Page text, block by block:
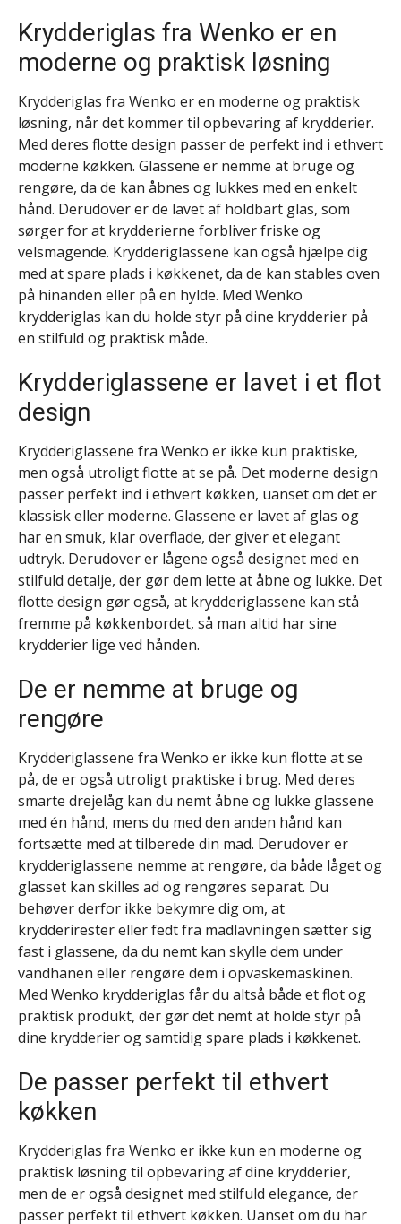
Krydderiglas fra Wenko er en
moderne og praktisk løsning
Krydderiglas fra Wenko er en moderne og praktisk
løsning, når det kommer til opbevaring af krydderier.
Med deres flotte design passer de perfekt ind i ethvert
moderne køkken. Glassene er nemme at bruge og
rengøre, da de kan åbnes og lukkes med en enkelt
hånd. Derudover er de lavet af holdbart glas, som
sørger for at krydderierne forbliver friske og
velsmagende. Krydderiglassene kan også hjælpe dig
med at spare plads i køkkenet, da de kan stables oven
på hinanden eller på en hylde. Med Wenko
krydderiglas kan du holde styr på dine krydderier på
en stilfuld og praktisk måde.
Krydderiglassene er lavet i et flot
design
Krydderiglassene fra Wenko er ikke kun praktiske,
men også utroligt flotte at se på. Det moderne design
passer perfekt ind i ethvert køkken, uanset om det er
klassisk eller moderne. Glassene er lavet af glas og
har en smuk, klar overflade, der giver et elegant
udtryk. Derudover er lågene også designet med en
stilfuld detalje, der gør dem lette at åbne og lukke. Det
flotte design gør også, at krydderiglassene kan stå
fremme på køkkenbordet, så man altid har sine
krydderier lige ved hånden.
De er nemme at bruge og
rengøre
Krydderiglassene fra Wenko er ikke kun flotte at se
på, de er også utroligt praktiske i brug. Med deres
smarte drejelåg kan du nemt åbne og lukke glassene
med én hånd, mens du med den anden hånd kan
fortsætte med at tilberede din mad. Derudover er
krydderiglassene nemme at rengøre, da både låget og
glasset kan skilles ad og rengøres separat. Du
behøver derfor ikke bekymre dig om, at
krydderirester eller fedt fra madlavningen sætter sig
fast i glassene, da du nemt kan skylle dem under
vandhanen eller rengøre dem i opvaskemaskinen.
Med Wenko krydderiglas får du altså både et flot og
praktisk produkt, der gør det nemt at holde styr på
dine krydderier og samtidig spare plads i køkkenet.
De passer perfekt til ethvert
køkken
Krydderiglas fra Wenko er ikke kun en moderne og
praktisk løsning til opbevaring af dine krydderier,
men de er også designet med stilfuld elegance, der
passer perfekt til ethvert køkken. Uanset om du har